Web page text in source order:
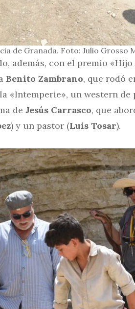
de Granada. Foto: Julio Grosso
además, con el premio
Benito Zambrano, que rodó
«Intemperie», un western de
de Jesús Carrasco, que
) y un pastor (Luis Tosar).